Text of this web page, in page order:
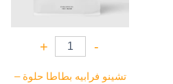
-
+
تشينو فرابيه بطاطا حلوة –